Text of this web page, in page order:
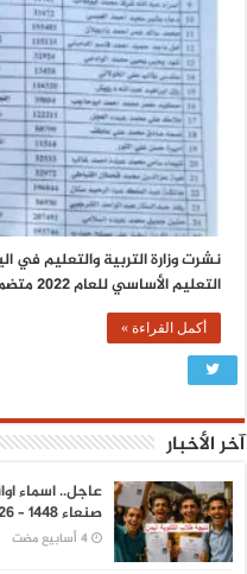
نشرت وزارة التربية والتعليم في
التعليم الأساسي للعام 2022 متضمن أسماء اوائل الجمهورية في …
أكمل القراءة »
آخر الأخبار
عاجل.. اسماء
صنعاء 1448 – 2026